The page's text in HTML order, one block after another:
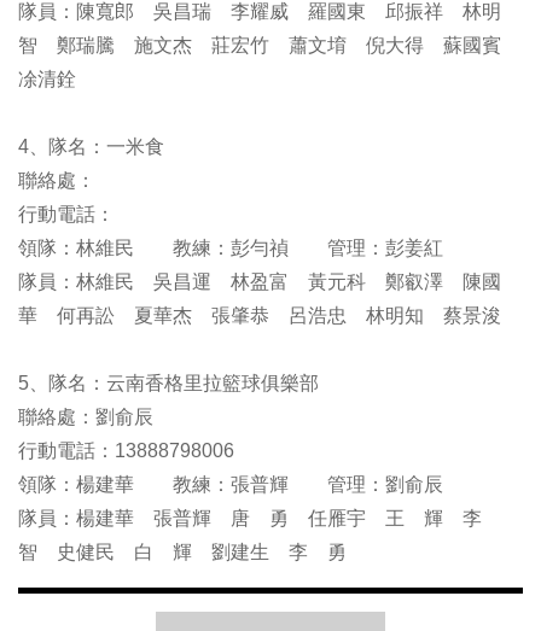
隊員：陳寬郎 吳昌瑞 李耀威 羅國東 邱振祥 林明
智 鄭瑞騰 施文杰 莊宏竹 蕭文堉 倪大得 蘇國賓
凃清銓
4、隊名：一米食
聯絡處：
行動電話：
領隊：林維民 教練：彭勻禎 管理：彭姜紅
隊員：林維民 吳昌運 林盈富 黃元科 鄭叡澤 陳國
華 何再訟 夏華杰 張肇恭 呂浩忠 林明知 蔡景浚
5、隊名：云南香格里拉籃球俱樂部
聯絡處：劉俞辰
行動電話：13888798006
領隊：楊建華 教練：張普輝 管理：劉俞辰
隊員：楊建華 張普輝 唐 勇 任雁宇 王 輝 李
智 史健民 白 輝 劉建生 李 勇